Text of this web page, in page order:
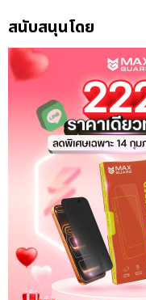
สนับสนุนโดย